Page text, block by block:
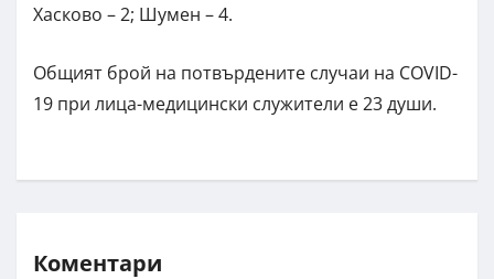
Хасково – 2; Шумен – 4.
Общият брой на потвърдените случаи на COVID-
19 при лица-медицински служители е 23 души.
Коментари